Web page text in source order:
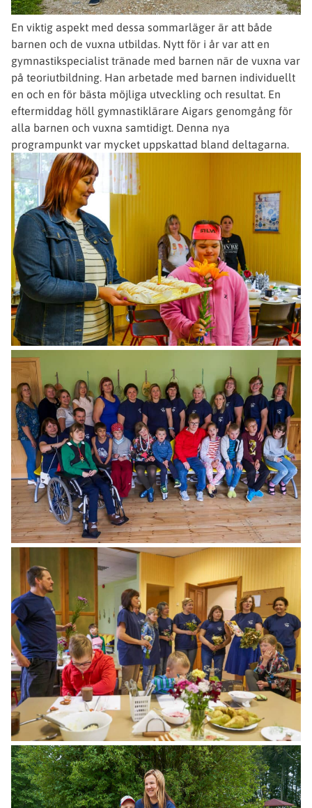
En viktig aspekt med dessa sommarläger är att både
barnen och de vuxna utbildas. Nytt för i år var att en
gymnastikspecialist tränade med barnen när de vuxna var
på teoriutbildning. Han arbetade med barnen individuellt
en och en för bästa möjliga utveckling och resultat. En
eftermiddag höll gymnastiklärare Aigars genomgång för
alla barnen och vuxna samtidigt. Denna nya
programpunkt var mycket uppskattad bland deltagarna.